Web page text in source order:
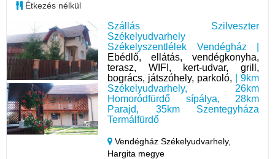
Szállás Szilveszter
Székelyudvarhely
Székelyszentlélek Vendégház |
Ebédlő, ellátás, vendégkonyha,
terasz, WIFI, kert-udvar, grill,
bogrács, játszóhely, parkoló, | 9km
Székelyudvarhely, 26km
Homoródfürdő sípálya, 28km
Parajd, 35km Szentegyháza
Termálfürdő
Vendégház Székelyudvarhely,
Hargita megye
Étkezés nélkül